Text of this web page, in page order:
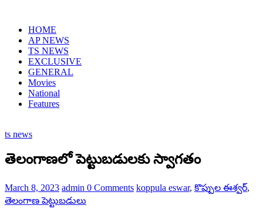
contentHOME
AP NEWS
TS NEWS
EXCLUSIVE
GENERAL
Movies
National
Features
ts news
తెలంగాణలో పెట్టుబడులకు స్వాగతం
March 8, 2023 admin 0 Comments koppula eswar, కొప్పుల ఈశ్వర్,
తెలంగాణ పెట్టుబడులు